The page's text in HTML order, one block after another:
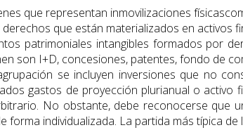
que representan inmovilizaciones
que están materializados en activos
patrimoniales intangibles formados por
son I+D, concesiones, patentes, fondo de
se incluyen inversiones que no
gastos de proyección plurianual o
No obstante, debe reconocerse que
forma individualizada. La partida más típica